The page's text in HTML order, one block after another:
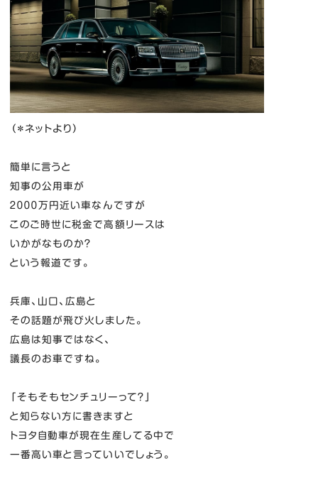
（＊ネットより）
簡単に言うと
知事の公用車が
２０００万円近い車なんですが
このご時世に税金で高額リースは
いかがなものか？
という報道です。
兵庫、山口、広島と
その話題が飛び火しました。
広島は知事ではなく、
議長のお車ですね。
「そもそもセンチュリーって？」
と知らない方に書きますと
トヨタ自動車が現在生産してる中で
一番高い車と言っていいでしょう。